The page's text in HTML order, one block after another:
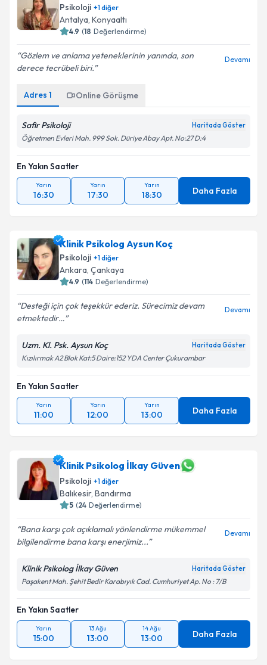
Psikoloji +1diğer
Antalya, Konyaaltı
4.9 (18 Değerlendirme)
Gözlem ve anlama yeteneklerinin yanında, son
derece tecrübeli biri.
Devamı
Adres 1 Online Görüşme
Safir Psikoloji Haritada Göster
Öğretmen Evleri Mah. 999 Sok. Düriye Abay Apt. No:27 D:4
En Yakın Saatler
Yarın
16:30
Yarın
17:30
Yarın
18:30 Daha Fazla
Klinik Psikolog Aysun Koç
Psikoloji +1diğer
Ankara, Çankaya
4.9 (114 Değerlendirme)
Desteği için çok teşekkür ederiz. Sürecimiz devam
etmektedir…
Devamı
Uzm. Kl. Psk. Aysun Koç Haritada Göster
Kızılırmak A2 Blok Kat:5 Daire:152 YDA Center Çukurambar
En Yakın Saatler
Yarın
11:00
Yarın
12:00
Yarın
13:00 Daha Fazla
Klinik Psikolog İlkay Güven
Psikoloji +1diğer
Balıkesir, Bandırma
5 (24 Değerlendirme)
Bana karşı çok açıklamalı yönlendirme mükemmel
bilgilendirme bana karşı enerjimiz...
Devamı
Klinik Psikolog İlkay Güven Haritada Göster
Paşakent Mah. Şehit Bedir Karabıyık Cad. Cumhuriyet Ap. No : 7/B
En Yakın Saatler
Yarın
15:00
13 Ağu
13:00
14 Ağu
13:00 Daha Fazla